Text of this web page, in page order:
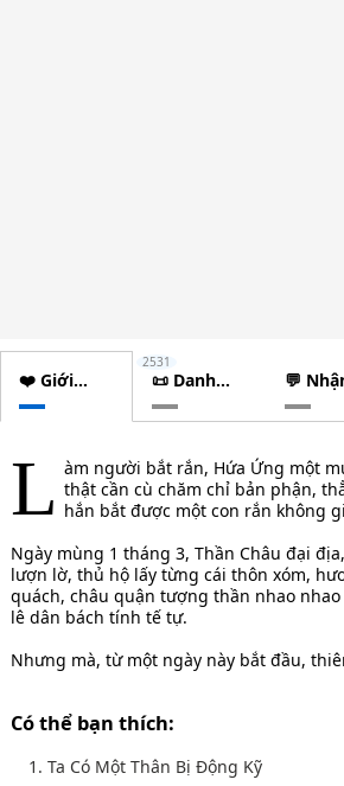
❤️ Giới
thiệu
📜 Danh
sách
chương
2531
💬
xét
L àm người bắt rắn, Hứa Ứng một
thật cần cù chăm chỉ bản phận,
hắn bắt được một con rắn không
Ngày mùng 1 tháng 3, Thần Châu đại
lượn lờ, thủ hộ lấy từng cái thôn xóm,
quách, châu quận tượng thần nhao
lê dân bách tính tế tự.
Nhưng mà, từ một ngày này bắt đầu,
Có thể bạn thích:
1. Ta Có Một Thân Bị Động Kỹ